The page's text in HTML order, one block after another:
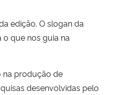
edição. O slogan da
o que nos guia na
na produção de
desenvolvidas pelo